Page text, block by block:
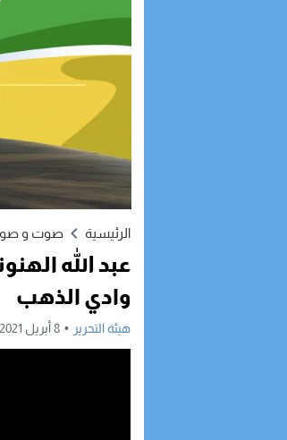
الرئيسية صوت و
عبد الله
وادي الذهب
هيئة التحرير 8 أبريل 2021